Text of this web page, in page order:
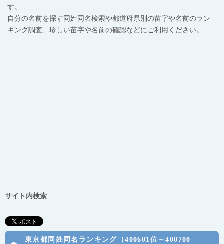
す。
自分の名前を探す同姓同名検索や都道府県別の苗字や名前のラン
キング調査、珍しい苗字や名前の確認などにご利用ください。
サイト内検索
東京都同姓同名ランキング（400601位～400700